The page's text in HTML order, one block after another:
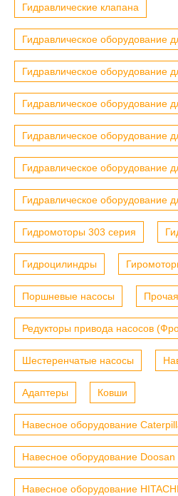
Гидравлические клапана
Гидравлическое оборудование
Гидравлическое оборудование
Гидравлическое оборудование
Гидравлическое оборудование
Гидравлическое оборудование
Гидравлическое оборудование
Гидромоторы 303 серия
Гидроцилиндры
Поршневые насосы
Редукторы привода насосов
Шестеренчатые насосы
Адаптеры Ковши
Навесное оборудование
Навесное оборудование Doosan
Навесное оборудование HITACHI